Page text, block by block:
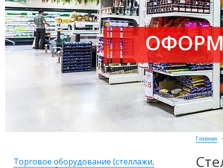
Торговое оборудование (стеллажи,
Главная